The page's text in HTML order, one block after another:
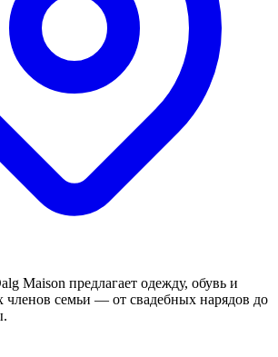
Maison предлагает одежду, обувь и
членов семьи — от свадебных нарядов до